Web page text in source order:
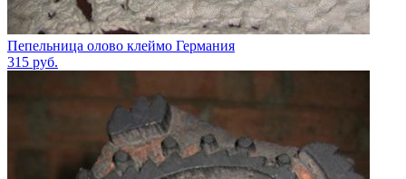
Пепельница олово клеймо Германия
315 руб.